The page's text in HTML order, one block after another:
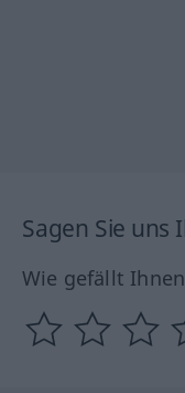
Sagen Sie
Wie gefällt